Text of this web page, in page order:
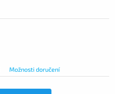
Možnosti doručení